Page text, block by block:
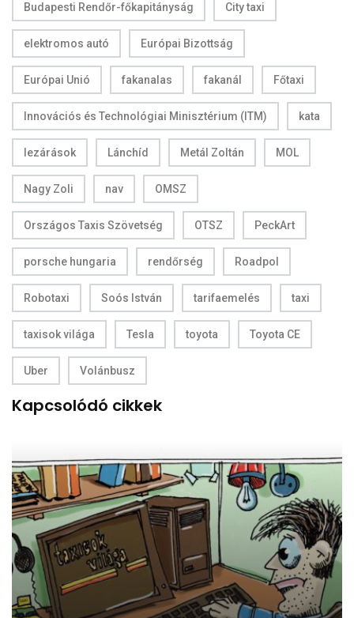
Budapesti Rendőr-főkapitányság City taxi
elektromos autó Európai Bizottság
Európai Unió fakanalas fakanál Főtaxi
Innovációs és Technológiai Minisztérium (ITM) kata
lezárások Lánchíd Metál Zoltán MOL
Nagy Zoli nav OMSZ
Országos Taxis Szövetség OTSZ PeckArt
porsche hungaria rendőrség Roadpol
Robotaxi Soós István tarifaemelés taxi
taxisok világa Tesla toyota Toyota CE
Uber Volánbusz
Kapcsolódó cikkek